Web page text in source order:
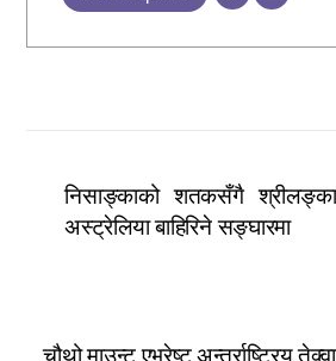
निसाङ्काको शतकसँगै
अस्ट्रेलिया बाहिरिने सङ्घारमा